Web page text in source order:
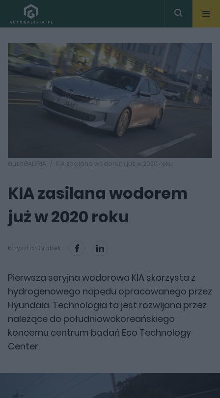
autoGALERIA KIA zasilana wodorem już w 2020 roku
KIA zasilana wodorem
już w 2020 roku
Krzysztof Grabek
Pierwsza seryjna wodorowa KIA skorzysta z
hydrogenowego napędu opracowanego przez
Hyundaia. Technologia ta jest rozwijana przez
należące do południowokoreańskiego
koncernu centrum badań Eco Technology
Center.